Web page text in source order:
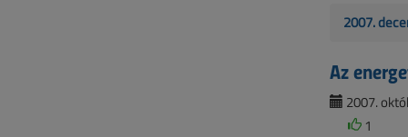
2007.
Az
2007.
1